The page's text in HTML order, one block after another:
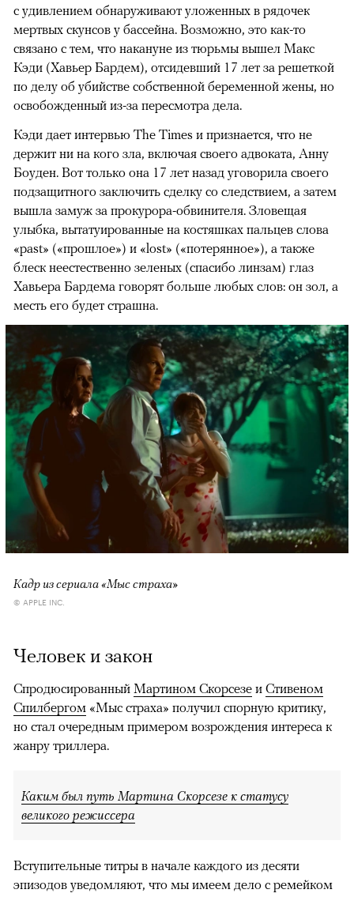
с удивлением обнаруживают уложенных в рядочек
мертвых скунсов у бассейна. Возможно, это как-то
связано с тем, что накануне из тюрьмы вышел Макс
Кэди (Хавьер Бардем), отсидевший 17 лет за решеткой
по делу об убийстве собственной беременной жены, но
освобожденный из-за пересмотра дела.
Кэди дает интервью The Times и признается, что не
держит ни на кого зла, включая своего адвоката, Анну
Боуден. Вот только она 17 лет назад уговорила своего
подзащитного заключить сделку со следствием, а затем
вышла замуж за прокурора-обвинителя. Зловещая
улыбка, вытатуированные на костяшках пальцев слова
«past» («прошлое») и «lost» («потерянное»), а также
блеск неестественно зеленых (спасибо линзам) глаз
Хавьера Бардема говорят больше любых слов: он зол, а
месть его будет страшна.
Кадр из сериала «Мыс страха»
© APPLE INC.
Человек и закон
Спродюсированный Мартином Скорсезе и Стивеном
Спилбергом «Мыс страха» получил спорную критику,
но стал очередным примером возрождения интереса к
жанру триллера.
Каким был путь Мартина Скорсезе к статусу
великого режиссера
Вступительные титры в начале каждого из десяти
эпизодов уведомляют, что мы имеем дело с ремейком